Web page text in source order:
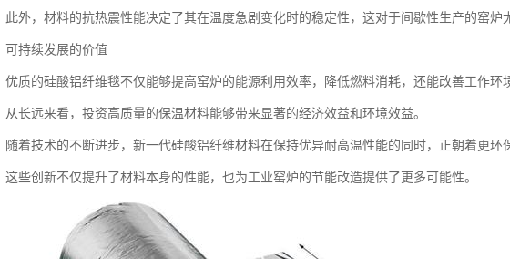
此外，材料的抗热震性能决定了其在温度急剧变化时的稳定性，这对于间歇性生产的窑炉
可持续发展的价值
优质的硅酸铝纤维毯不仅能够提高窑炉的能源利用效率，降低燃料消耗，还能改善工作环
从长远来看，投资高质量的保温材料能够带来显著的经济效益和环境效益。
随着技术的不断进步，新一代硅酸铝纤维材料在保持优异耐高温性能的同时，正朝着更环
这些创新不仅提升了材料本身的性能，也为工业窑炉的节能改造提供了更多可能性。